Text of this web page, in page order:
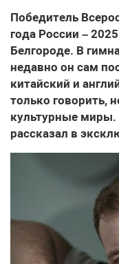
Победитель
года России –
Белгороде. В
недавно он сам
китайский и
только говорить,
культурные миры.
рассказал в